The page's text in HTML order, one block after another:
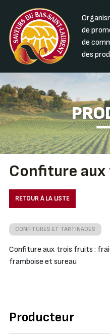
de
de
des
Confiture
RETOUR À LA LISTE
CONFITURES ET TARTINADES
Confiture aux trois fruits :
framboise et sureau
Producteur